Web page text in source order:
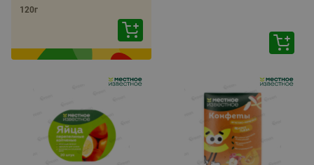
120г